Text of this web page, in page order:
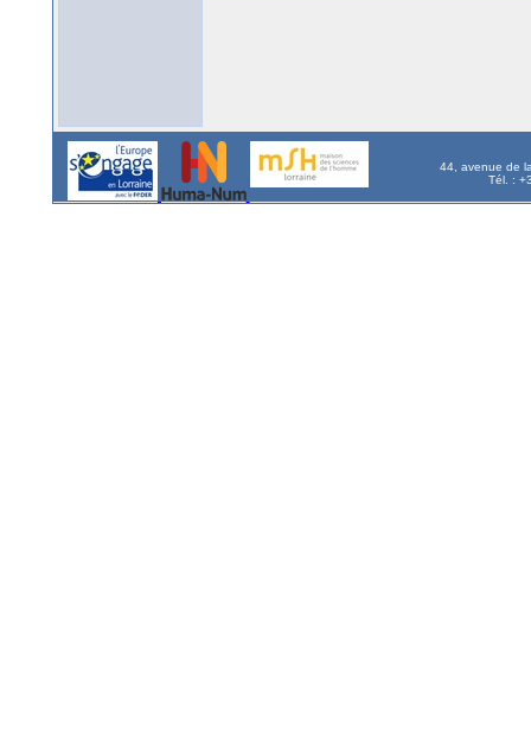
44, avenue de
Tél. :